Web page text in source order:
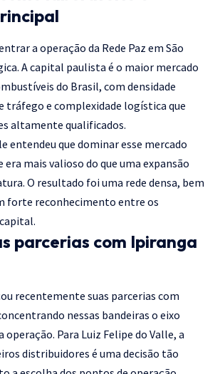
a operação da Rede Paz em São
A capital paulista é o maior mercado
do Brasil, com densidade
tráfego e complexidade logística que
altamente qualificados.
entendeu que dominar esse mercado
mais valioso do que uma expansão
O resultado foi uma rede densa, bem
forte reconhecimento entre os
parcerias com Ipiranga
recentemente suas parcerias com
nessas bandeiras o eixo
operação. Para Luiz Felipe do Valle, a
distribuidores é uma decisão tão